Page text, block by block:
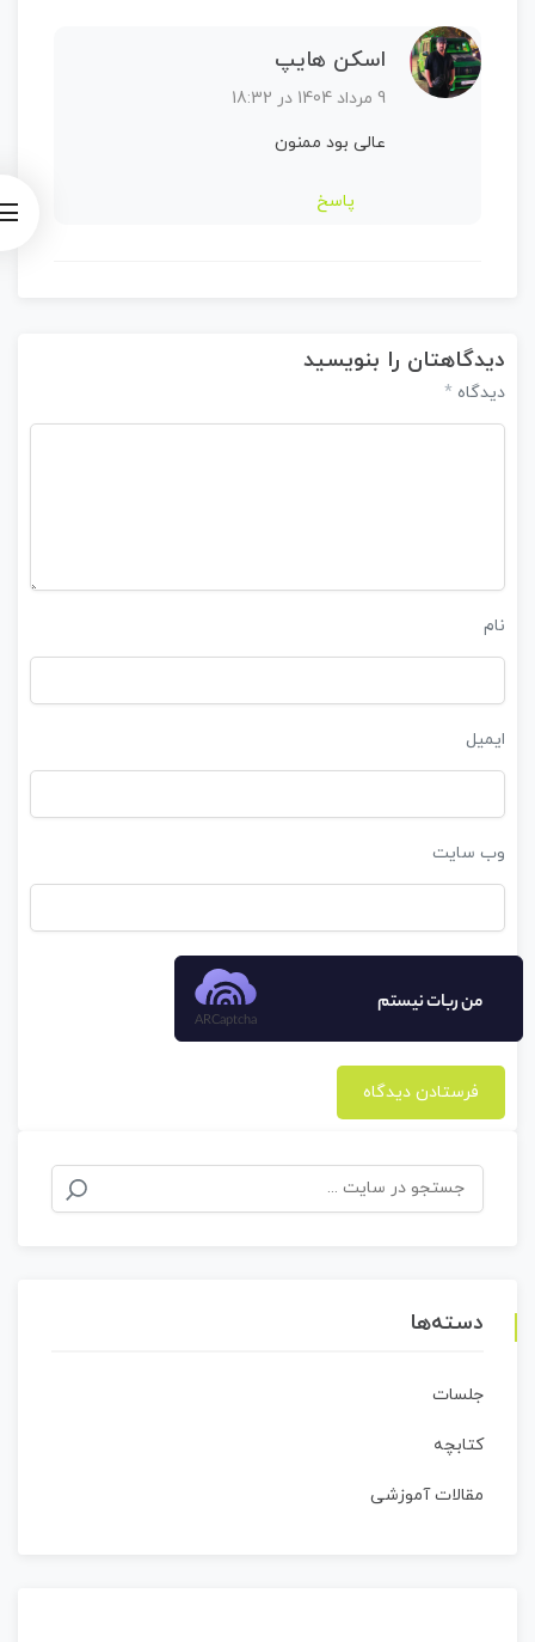
اسکن هایپ
9 مرداد 1404 در 18:32
عالی بود ممنون
پاسخ
دیدگاهتان را بنویسید
دیدگاه *
نام
ایمیل
وب‌ سایت
من ربات نیستم
ARCaptcha
جستجو
برای:
دسته‌ها
جلسات
کتابچه
مقالات آموزشی